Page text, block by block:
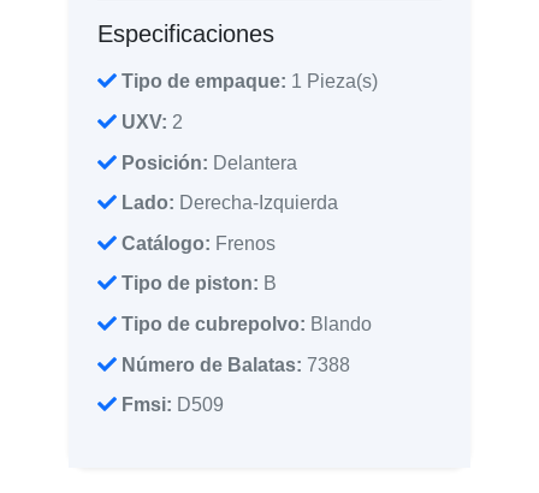
Especificaciones
Tipo de empaque: 1 Pieza(s)
UXV: 2
Posición: Delantera
Lado: Derecha-Izquierda
Catálogo: Frenos
Tipo de piston: B
Tipo de cubrepolvo: Blando
Número de Balatas: 7388
Fmsi: D509